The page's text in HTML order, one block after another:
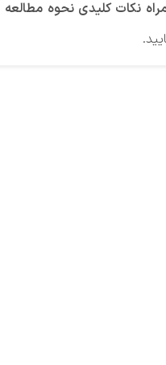
نکات کلیدی نحوه مطالعه